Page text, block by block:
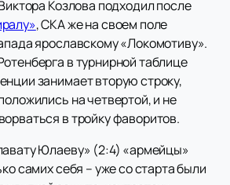
Козлова подходил после
, СКА же на своем поле
ярославскому «Локомотиву».
в турнирной таблице
занимает вторую строку,
на четвертой, и не
в тройку фаворитов.
Юлаеву» (2:4) «армейцы»
самих себя – уже со старта были